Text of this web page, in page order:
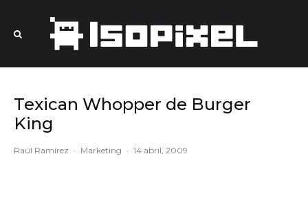
Texican Whopper de Burger
King
Raúl Ramírez · Marketing · 14 abril, 2009